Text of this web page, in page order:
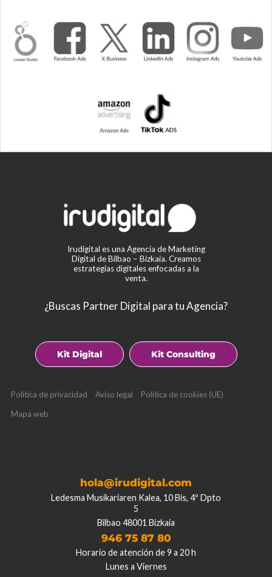
Irudigital es una Agencia de Marketing
Digital de Bilbao – Bizkaia. Creamos
estrategias digitales enfocadas a la
venta.
¿Buscas Partner Digital para tu Agencia?
Kit Digital Kit Consulting
Política de privacidad Aviso legal
Política de cookies (UE)
Mapa web
hola@irudigital.com
Ledesma Musikariaren Kalea, 10 Bis, 4º Dpto
5
Bilbao 48001 Bizkaia
946 75 87 80
Horario de atención de 9 a 20 h
Lunes a Viernes